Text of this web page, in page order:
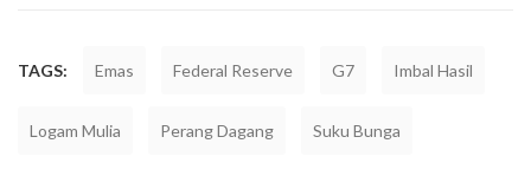
TAGS: Emas Federal Reserve G7 Imbal Hasil
Logam Mulia Perang Dagang Suku Bunga